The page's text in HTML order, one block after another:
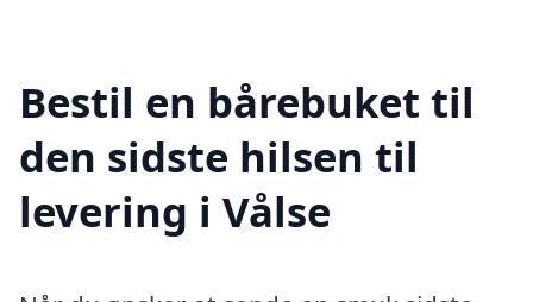
Bestil en bårebuket til
den sidste hilsen til
levering i Vålse